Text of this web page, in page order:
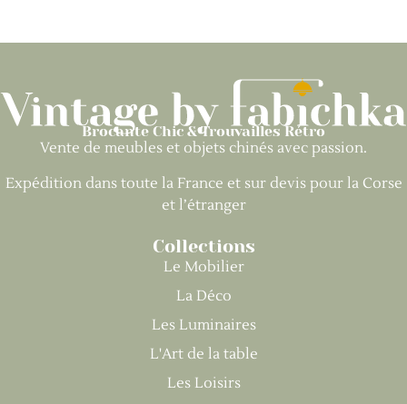
Brocante Chic & Trouvailles Rétro
Vente de meubles et objets chinés avec passion.
Expédition dans toute la France et sur devis pour la Corse
et l’étranger
Collections
Le Mobilier
La Déco
Les Luminaires
L'Art de la table
Les Loisirs